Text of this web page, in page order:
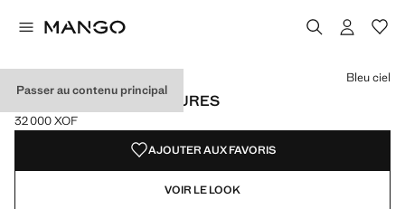
Passer au contenu principal
GILET BOUTONS À RAYURES
Prix actuel [32 000 XOF ]
32 000 XOF
Choisissez une couleur
Bleu ciel
AJOUTER AUX FAVORIS
VOIR LE LOOK